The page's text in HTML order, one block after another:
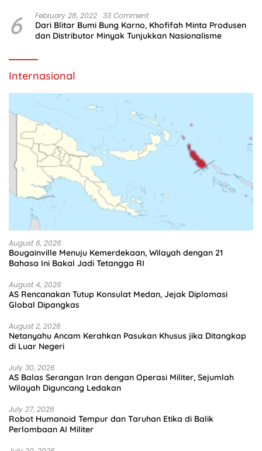
6 February 28, 2022 33 Comment
Dari Blitar Bumi Bung Karno, Khofifah Minta Produsen
dan Distributor Minyak Tunjukkan Nasionalisme
Internasional
August 6, 2026
Bougainville Menuju Kemerdekaan, Wilayah dengan 21
Bahasa Ini Bakal Jadi Tetangga RI
August 4, 2026
AS Rencanakan Tutup Konsulat Medan, Jejak Diplomasi
Global Dipangkas
August 2, 2026
Netanyahu Ancam Kerahkan Pasukan Khusus jika Ditangkap
di Luar Negeri
July 30, 2026
AS Balas Serangan Iran dengan Operasi Militer, Sejumlah
Wilayah Diguncang Ledakan
July 27, 2026
Robot Humanoid Tempur dan Taruhan Etika di Balik
Perlombaan AI Militer